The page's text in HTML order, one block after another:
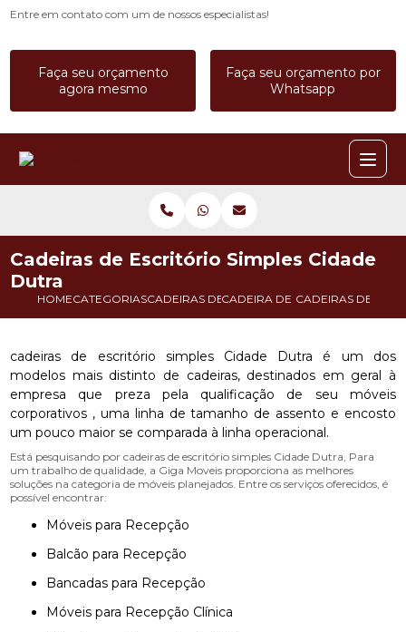
Entre em contato com um de nossos especialistas!
Faça seu orçamento
agora mesmo
Faça seu orçamento por
Whatsapp
HOMECATEGORIASCADEIRAS DE ESCRITORIOCADEIRA DE ESCRITORIO
CADEIRAS DE
Cadeiras de Escritório Simples Cidade
Dutra
cadeiras de escritório simples Cidade Dutra é um dos
modelos mais distinto de cadeiras, destinados em geral à
empresa que preza pela qualificação de seu móveis
corporativos , uma linha de tamanho de assento e encosto
um pouco maior se comparada à linha operacional.
Está pesquisando por cadeiras de escritório simples Cidade Dutra, Para
um trabalho de qualidade, a Giga Moveis proporciona as melhores
soluções na categoria de móveis planejados. Entre os serviços oferecidos, é
possível encontrar:
Móveis para Recepção
Balcão para Recepção
Bancadas para Recepção
Móveis para Recepção Clínica